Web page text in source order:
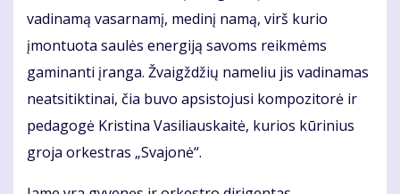
vadinamą vasarnamį, medinį namą, virš kurio
įmontuota saulės energiją savoms reikmėms
gaminanti įranga. Žvaigždžių nameliu jis vadinamas
neatsitiktinai, čia buvo apsistojusi kompozitorė ir
pedagogė Kristina Vasiliauskaitė, kurios kūrinius
groja orkestras „Svajonė“.